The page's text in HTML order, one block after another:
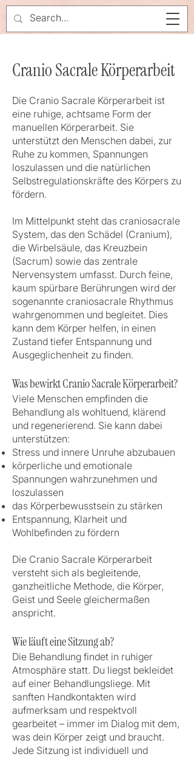
Cranio Sacrale Körperarbeit
Die Cranio Sacrale Körperarbeit ist
eine ruhige, achtsame Form der
manuellen Körperarbeit. Sie
unterstützt den Menschen dabei, zur
Ruhe zu kommen, Spannungen
loszulassen und die natürlichen
Selbstregulationskräfte des Körpers zu
fördern.
Im Mittelpunkt steht das craniosacrale
System, das den Schädel (Cranium),
die Wirbelsäule, das Kreuzbein
(Sacrum) sowie das zentrale
Nervensystem umfasst. Durch feine,
kaum spürbare Berührungen wird der
sogenannte craniosacrale Rhythmus
wahrgenommen und begleitet. Dies
kann dem Körper helfen, in einen
Zustand tiefer Entspannung und
Ausgeglichenheit zu finden.
Was bewirkt Cranio Sacrale Körperarbeit?
Viele Menschen empfinden die
Behandlung als wohltuend, klärend
und regenerierend. Sie kann dabei
unterstützen:
Stress und innere Unruhe abzubauen
körperliche und emotionale
Spannungen wahrzunehmen und
loszulassen
das Körperbewusstsein zu stärken
Entspannung, Klarheit und
Wohlbefinden zu fördern
Die Cranio Sacrale Körperarbeit
versteht sich als begleitende,
ganzheitliche Methode, die Körper,
Geist und Seele gleichermaßen
anspricht.
Wie läuft eine Sitzung ab?
Die Behandlung findet in ruhiger
Atmosphäre statt. Du liegst bekleidet
auf einer Behandlungsliege. Mit
sanften Handkontakten wird
aufmerksam und respektvoll
gearbeitet – immer im Dialog mit dem,
was dein Körper zeigt und braucht.
Jede Sitzung ist individuell und